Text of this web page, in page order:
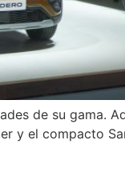
de su gama.
y el compacto